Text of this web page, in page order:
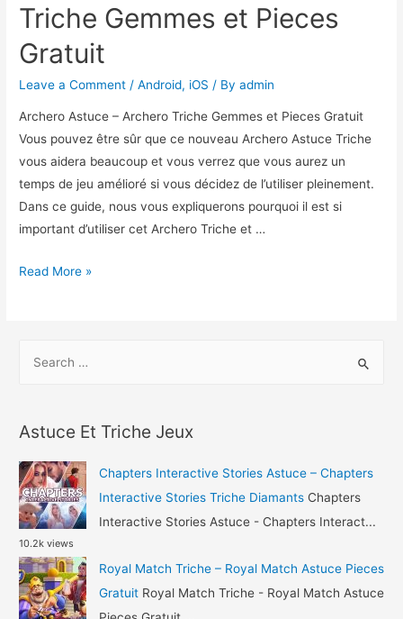
Triche Gemmes et Pieces
Gratuit
Leave a Comment /Android, iOS / Byadmin
Archero Astuce – Archero Triche Gemmes et Pieces Gratuit
Vous pouvez être sûr que ce nouveau Archero Astuce Triche
vous aidera beaucoup et vous verrez que vous aurez un
temps de jeu amélioré si vous décidez de l’utiliser pleinement.
Dans ce guide, nous vous expliquerons pourquoi il est si
important d’utiliser cet Archero Triche et …
Archero
Triche
Pieces
Read More »
h
f
o
r
:
Astuce Et Triche Jeux
Chapters Interactive Stories Astuce – Chapters
Interactive Stories Triche Diamants Chapters
Interactive Stories Astuce - Chapters Interact...
10.2k views
Royal Match Triche – Royal Match Astuce Pieces
Gratuit Royal Match Triche - Royal Match Astuce